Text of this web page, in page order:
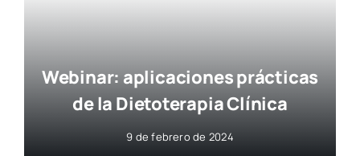
Webinar: aplicaciones prácticas
de la Dietoterapia Clínica
9 de febrero de 2024